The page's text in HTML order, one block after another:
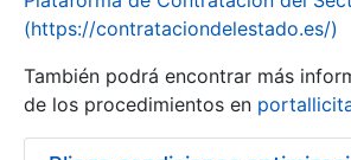
(https://contrataciondelestado.es/)
También podrá encontrar más
de los procedimientos en